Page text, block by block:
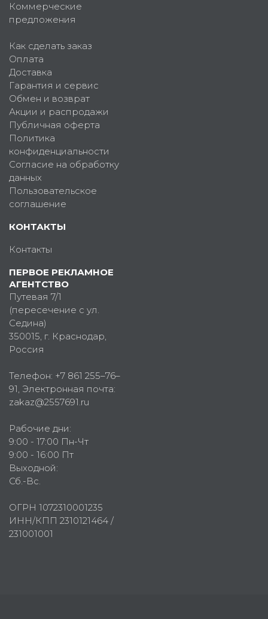
Коммерческие
предложения
Как сделать заказ
Оплата
Доставка
Гарантия и сервис
Обмен и возврат
Акции и распродажи
Публичная оферта
Политика
конфиденциальности
Согласие на обработку
данных
Пользовательское
соглашение
КОНТАКТЫ
Контакты
ПЕРВОЕ РЕКЛАМНОЕ
АГЕНТСТВО
Путевая 7/1
(пересечение с ул.
Седина)
350015, г. Краснодар,
Россия
Телефон: +7 861 255–76–
91, Электронная почта:
zakaz@2557691.ru
Рабочие дни:
9:00 - 17:00 Пн-Чт
9:00 - 16:00 Пт
Выходной:
Сб.-Вс.
ОГРН 1072310001235
ИНН/КПП 2310121464 /
231001001